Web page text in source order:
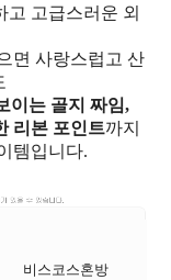
고 고급스러운 외
면 사랑스럽고 산
이는 골지 짜임,
리본 포인트까지
템입니다.
비스코스혼방